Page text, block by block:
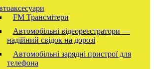
FM Трансмітери
Автомобільні відеореєстратори —
надійний свідок на дорозі
Автомобільні зарядні пристрої для
телефона